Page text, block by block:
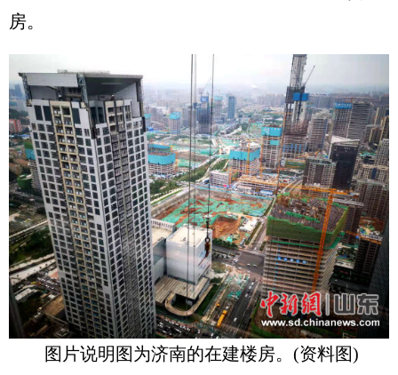
房。
图片说明图为济南的在建楼房。(资料图)